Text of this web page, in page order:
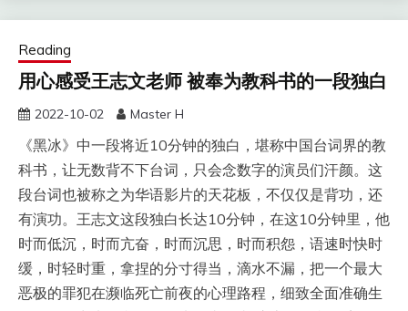
Reading
用心感受王志文老师 被奉为教科书的一段独白
2022-10-02 Master H
《黑冰》中一段将近10分钟的独白，堪称中国台词界的教
科书，让无数背不下台词，只会念数字的演员们汗颜。这
段台词也被称之为华语影片的天花板，不仅仅是背功，还
有演功。王志文这段独白长达10分钟，在这10分钟里，他
时而低沉，时而亢奋，时而沉思，时而积怨，语速时快时
缓，时轻时重，拿捏的分寸得当，滴水不漏，把一个最大
恶极的罪犯在濒临死亡前夜的心理路程，细致全面准确生